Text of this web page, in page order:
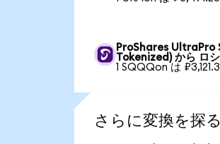
ProShares
Tokenized) から ロ
1 SQQQon は
さらに変換を探る